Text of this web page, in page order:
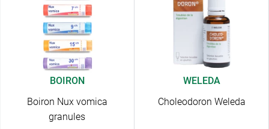
BOIRON
Boiron Nux vomica
granules
WELEDA
Choleodoron Weleda